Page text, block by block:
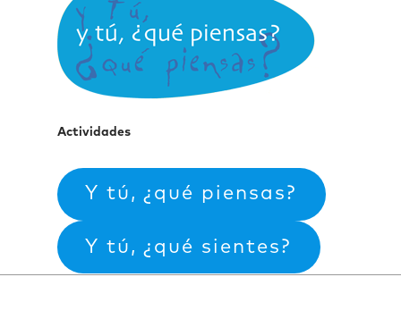
Actividades
Y tú, ¿qué piensas?
Y tú, ¿qué sientes?